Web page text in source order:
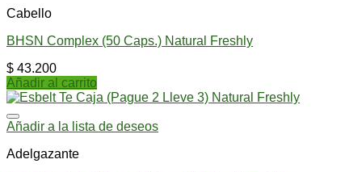
Cabello
BHSN Complex (50 Caps.) Natural Freshly
$ 43.200
Añadir al carrito
Añadir a la lista de deseos
Adelgazante